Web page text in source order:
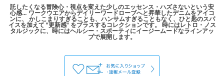
託したくなる冒険心・視点を変えた少しのエッセンス・ハズさないという安
心感… ワークウエアからデイリーワードローブへと昇華したデニムをアイコ
ンに、 かしこまりすぎることも、ハンサムすぎることもなく、ひと匙のスパ
イスを加えて "更新感" をプラスするコレクションです。 時にはレトロ・ノス
タルジックに、時にはヘルシー・スポーティにイージームードなラインアッ